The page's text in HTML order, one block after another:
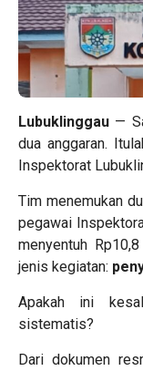
Lubuklinggau —
dua anggaran.
Inspektorat
Tim menemukan
pegawai
menyentuh
jenis kegiatan:
Apakah ini
sistematis?
Dari dokumen